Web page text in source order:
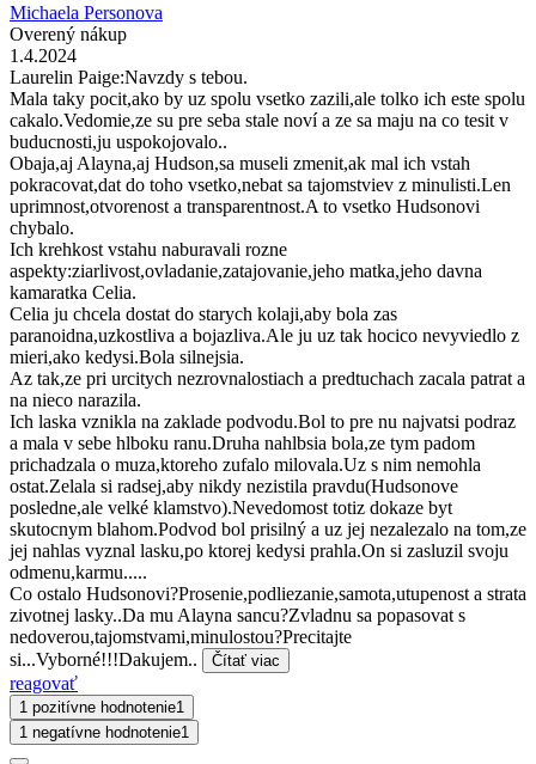
Michaela Personova
Overený nákup
1.4.2024
Laurelin Paige:Navzdy s tebou.
Mala taky pocit,ako by uz spolu vsetko zazili,ale tolko ich este spolu
cakalo.Vedomie,ze su pre seba stale noví a ze sa maju na co tesit v
buducnosti,ju uspokojovalo..
Obaja,aj Alayna,aj Hudson,sa museli zmenit,ak mal ich vstah
pokracovat,dat do toho vsetko,nebat sa tajomstviev z minulisti.Len
uprimnost,otvorenost a transparentnost.A to vsetko Hudsonovi
chybalo.
Ich krehkost vstahu naburavali rozne
aspekty:ziarlivost,ovladanie,zatajovanie,jeho matka,jeho davna
kamaratka Celia.
Celia ju chcela dostat do starych kolaji,aby bola zas
paranoidna,uzkostliva a bojazliva.Ale ju uz tak hocico nevyviedlo z
mieri,ako kedysi.Bola silnejsia.
Az tak,ze pri urcitych nezrovnalostiach a predtuchach zacala patrat a
na nieco narazila.
Ich laska vznikla na zaklade podvodu.Bol to pre nu najvatsi podraz
a mala v sebe hlboku ranu.Druha nahlbsia bola,ze tym padom
prichadzala o muza,ktoreho zufalo milovala.Uz s nim nemohla
ostat.Zelala si radsej,aby nikdy nezistila pravdu(Hudsonove
posledne,ale velké klamstvo).Nevedomost totiz dokaze byt
skutocnym blahom.Podvod bol prisilný a uz jej nezalezalo na tom,ze
jej nahlas vyznal lasku,po ktorej kedysi prahla.On si zasluzil svoju
odmenu,karmu.....
Co ostalo Hudsonovi?Prosenie,podliezanie,samota,utupenost a strata
zivotnej lasky..Da mu Alayna sancu?Zvladnu sa popasovat s
nedoverou,tajomstvami,minulostou?Precitajte
si...Vyborné!!!Dakujem..
Čítať viac
reagovať
1 pozitívne hodnotenie1
1 negatívne hodnotenie1